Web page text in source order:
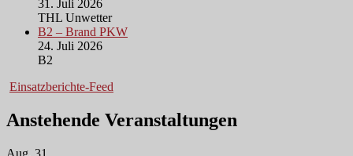
31. Juli 2026
THL Unwetter
B2 – Brand PKW
24. Juli 2026
B2
Einsatzberichte-Feed
Anstehende Veranstaltungen
Aug. 31